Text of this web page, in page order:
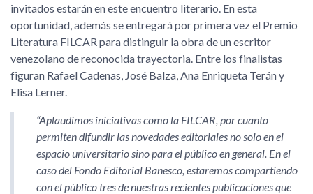
invitados estarán en este encuentro literario. En esta
oportunidad, además se entregará por primera vez el Premio
Literatura FILCAR para distinguir la obra de un escritor
venezolano de reconocida trayectoria. Entre los finalistas
figuran Rafael Cadenas, José Balza, Ana Enriqueta Terán y
Elisa Lerner.
Aplaudimos iniciativas como la FILCAR, por cuanto
permiten difundir las novedades editoriales no solo en el
espacio universitario sino para el público en general. En el
caso del Fondo Editorial Banesco, estaremos compartiendo
con el público tres de nuestras recientes publicaciones que